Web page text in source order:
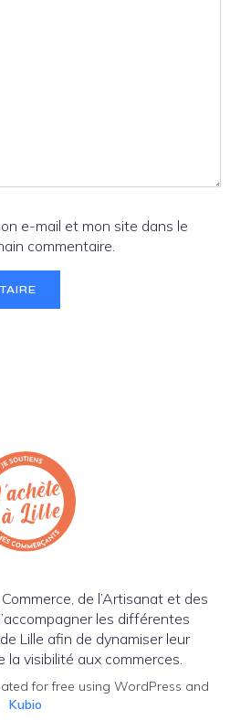
e-mail et mon site dans le
commentaire.
de l’Artisanat et des
les différentes
Lille afin de dynamiser leur
visibilité aux commerces.
for free using WordPress and
Kubio